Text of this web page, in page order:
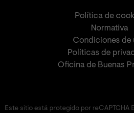
Política de
Normativa
Condiciones de
Políticas de
Oficina de Buenas
Este sitio está protegido por reCAPTCHA